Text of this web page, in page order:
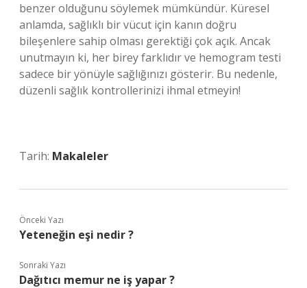
benzer olduğunu söylemek mümkündür. Küresel
anlamda, sağlıklı bir vücut için kanın doğru
bileşenlere sahip olması gerektiği çok açık. Ancak
unutmayın ki, her birey farklıdır ve hemogram testi
sadece bir yönüyle sağlığınızı gösterir. Bu nedenle,
düzenli sağlık kontrollerinizi ihmal etmeyin!
Tarih: Makaleler
Önceki Yazı
Yeteneğin eşi nedir ?
Sonraki Yazı
Dağıtıcı memur ne iş yapar ?